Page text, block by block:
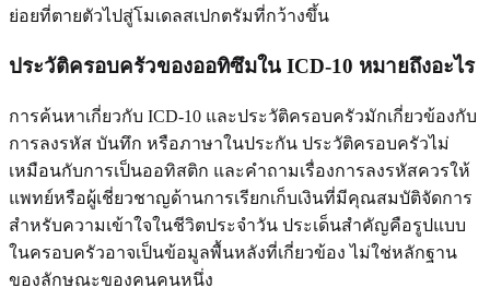
ย่อยที่ตายตัวไปสู่โมเดลสเปกตรัมที่กว้างขึ้น
ประวัติครอบครัวของออทิซึมใน ICD-10 หมายถึงอะไร
การค้นหาเกี่ยวกับ ICD-10 และประวัติครอบครัวมักเกี่ยวข้องกับ
การลงรหัส บันทึก หรือภาษาในประกัน ประวัติครอบครัวไม่
เหมือนกับการเป็นออทิสติก และคำถามเรื่องการลงรหัสควรให้
แพทย์หรือผู้เชี่ยวชาญด้านการเรียกเก็บเงินที่มีคุณสมบัติจัดการ
สำหรับความเข้าใจในชีวิตประจำวัน ประเด็นสำคัญคือรูปแบบ
ในครอบครัวอาจเป็นข้อมูลพื้นหลังที่เกี่ยวข้อง ไม่ใช่หลักฐาน
ของลักษณะของคนคนหนึ่ง